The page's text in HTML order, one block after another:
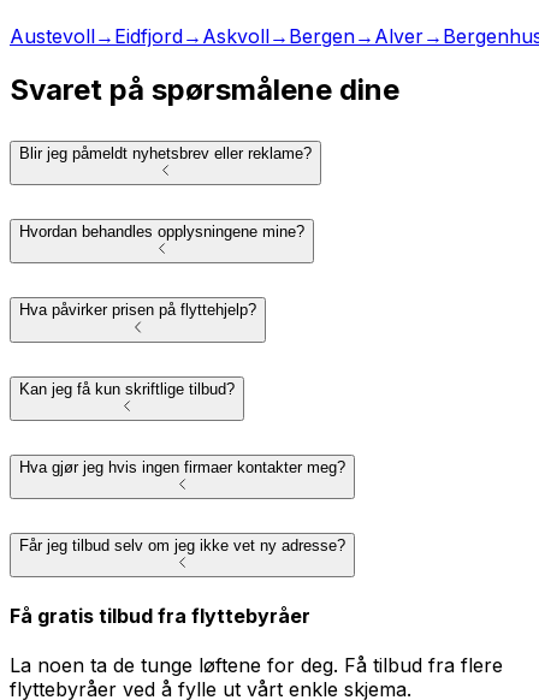
Austevoll→ Eidfjord→ Askvoll→ Bergen→ Alver→
Svaret på spørsmålene dine
Blir jeg påmeldt nyhetsbrev eller reklame?
Hvordan behandles opplysningene mine?
Hva påvirker prisen på flyttehjelp?
Kan jeg få kun skriftlige tilbud?
Hva gjør jeg hvis ingen firmaer kontakter meg?
Får jeg tilbud selv om jeg ikke vet ny adresse?
Få gratis tilbud fra flyttebyråer
La noen ta de tunge løftene for deg. Få tilbud fra flere
flyttebyråer ved å fylle ut vårt enkle skjema.